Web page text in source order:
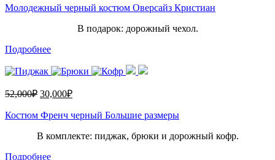
Молодежный черный костюм Оверсайз Кристиан
В подарок: дорожный чехол.
Подробнее
52,000₽ 30,000₽
Костюм Френч черный Большие размеры
В комплекте: пиджак, брюки и дорожный кофр.
Подробнее